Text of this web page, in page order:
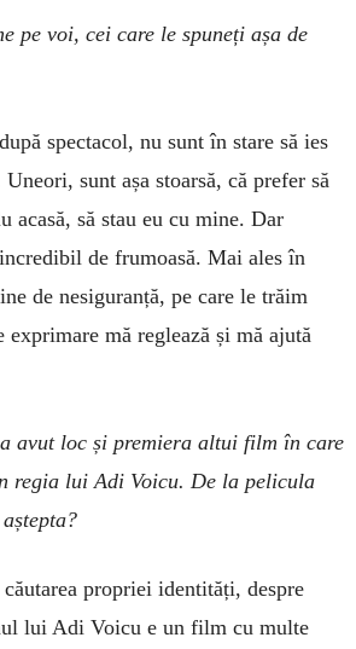
pe voi, cei care le spuneți așa de
spectacol, nu sunt în stare să ies
sunt așa stoarsă, că prefer să
acasă, să stau eu cu mine. Dar
de frumoasă. Mai ales în
de nesiguranță, pe care le trăim
exprimare mă reglează și mă ajută
avut loc și premiera altui film în care
regia lui Adi Voicu. De la pelicula
propriei identități, despre
lui Adi Voicu e un film cu multe